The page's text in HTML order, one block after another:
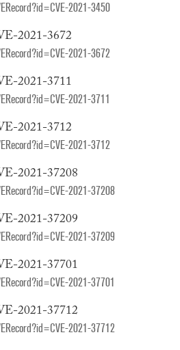
2021-3450
2021-3672
2021-3672
2021-3711
2021-3711
2021-3712
2021-3712
2021-37208
2021-37208
2021-37209
2021-37209
2021-37701
2021-37701
2021-37712
2021-37712